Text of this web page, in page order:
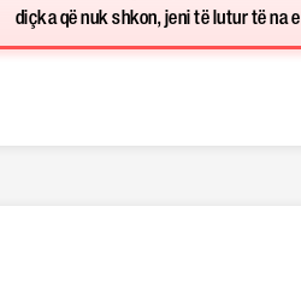
diçka që nuk shkon, jeni të lutur të na e